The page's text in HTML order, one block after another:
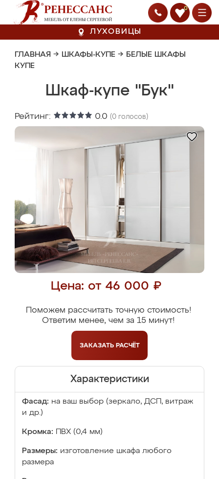
0
ЛУХОВИЦЫ
ГЛАВНАЯ → ШКАФЫ-КУПЕ → БЕЛЫЕ ШКАФЫ
КУПЕ
Шкаф-купе "Бук"
Рейтинг: 0.0 (0 голосов)
Цена: от 46 000 ₽
Поможем рассчитать точную стоимость!
Ответим менее, чем за 15 минут!
ЗАКАЗАТЬ РАСЧЁТ
Характеристики
Фасад: на ваш выбор (зеркало, ДСП, витраж
и др.)
Кромка: ПВХ (0,4 мм)
Размеры: изготовление шкафа любого
размера